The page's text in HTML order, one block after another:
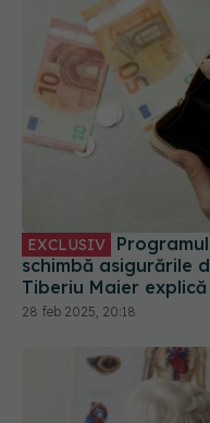
schimbă asigurările
Tiberiu Maier
28 feb 2025, 20:18